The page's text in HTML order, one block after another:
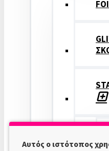
Αυτός ο ιστότοπος